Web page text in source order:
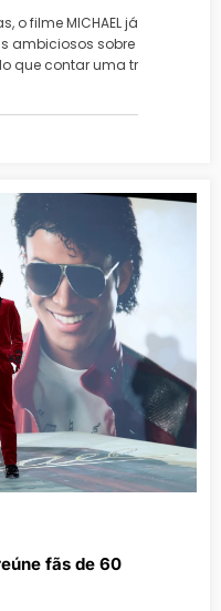
o filme MICHAEL já
ambiciosos sobre
que contar uma tr
fãs de 60